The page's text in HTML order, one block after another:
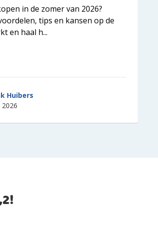
in de zomer van 2026?
tips en kansen op de
en haal h...
Huibers
2026
!